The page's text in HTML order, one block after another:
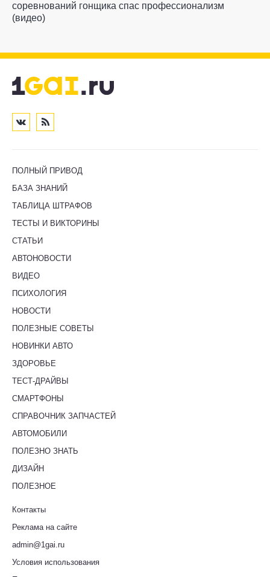
соревнований гонщика спас профессионализм
(видео)
ПОЛНЫЙ ПРИВОД
БАЗА ЗНАНИЙ
ТАБЛИЦА ШТРАФОВ
ТЕСТЫ И ВИКТОРИНЫ
СТАТЬИ
АВТОНОВОСТИ
ВИДЕО
ПСИХОЛОГИЯ
НОВОСТИ
ПОЛЕЗНЫЕ СОВЕТЫ
НОВИНКИ АВТО
ЗДОРОВЬЕ
ТЕСТ-ДРАЙВЫ
СМАРТФОНЫ
СПРАВОЧНИК ЗАПЧАСТЕЙ
АВТОМОБИЛИ
ПОЛЕЗНО ЗНАТЬ
ДИЗАЙН
ПОЛЕЗНОЕ
Контакты
Реклама на сайте
admin@1gai.ru
Условия использования